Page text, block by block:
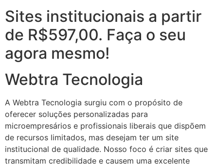
Sites institucionais a partir
de R$597,00. Faça o seu
agora mesmo!
Webtra Tecnologia
A Webtra Tecnologia surgiu com o propósito de
oferecer soluções personalizadas para
microempresários e profissionais liberais que dispõem
de recursos limitados, mas desejam ter um site
institucional de qualidade. Nosso foco é criar sites que
transmitam credibilidade e causem uma excelente